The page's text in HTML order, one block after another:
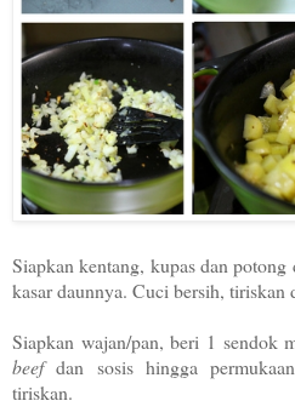
Siapkan kentang, kupas dan
kasar daunnya. Cuci bersih, tiriskan
Siapkan wajan/pan, beri 1 sendok
beefdan sosis hingga
tiriskan.